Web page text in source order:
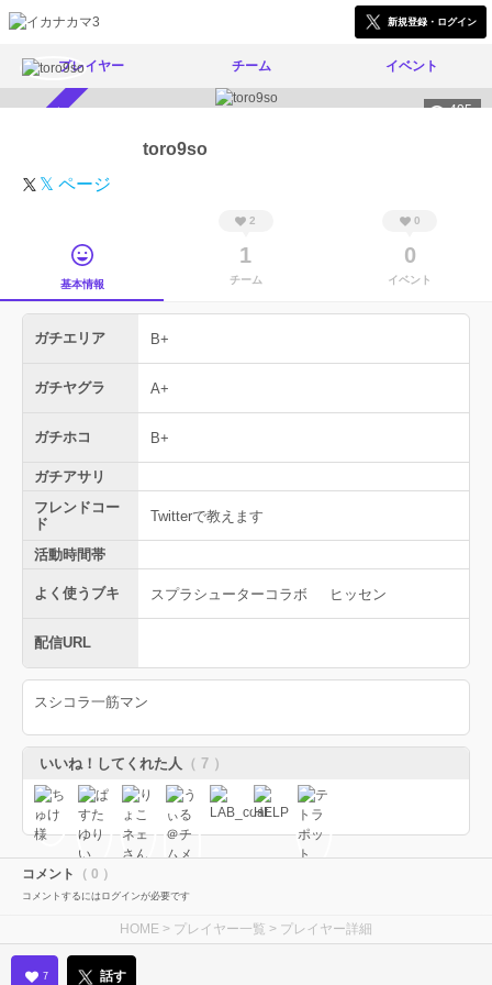
新規登録・ログイン
プレイヤー チーム イベント
495
toro9so
𝕏 ページ
基本情報
2
1
チーム
0
0
イベント
ガチエリア B+
ガチヤグラ A+
ガチホコ B+
ガチアサリ
フレンドコー
ド
Twitterで教えます
活動時間帯
よく使うブキ スプラシューターコラボ ヒッセン
配信URL
スシコラ一筋マン
いいね！してくれた人 （ 7 ）
コメント （ 0 ）
コメントするにはログインが必要です
HOME > プレイヤー一覧 > プレイヤー詳細
7 話す